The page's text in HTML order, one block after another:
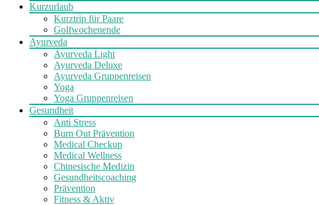
Kurzurlaub
Kurztrip für Paare
Golfwochenende
Ayurveda
Ayurveda Light
Ayurveda Deluxe
Ayurveda Gruppenreisen
Yoga
Yoga Gruppenreisen
Gesundheit
Anti Stress
Burn Out Prävention
Medical Checkup
Medical Wellness
Chinesische Medizin
Gesundheitscoaching
Prävention
Fitness & Aktiv